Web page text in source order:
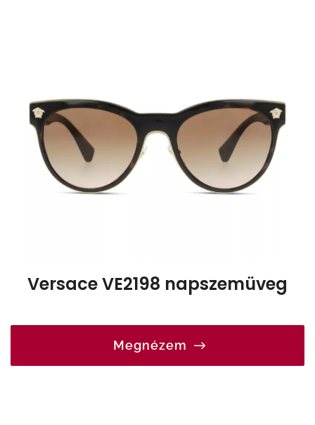
Versace VE2198 napszemüveg
Megnézem